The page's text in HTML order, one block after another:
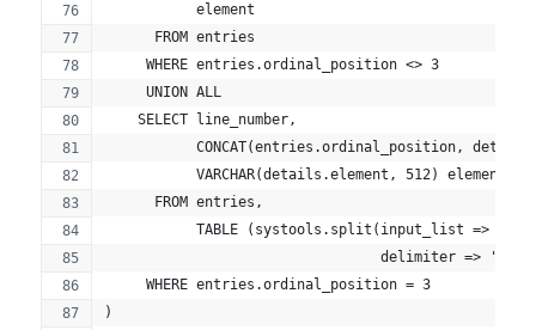
           element
      FROM entries
     WHERE entries.ordinal_position <> 3
     UNION ALL
    SELECT line_number,
CONCAT(entries.ordinal_position,
           VARCHAR(details.element, 512) element
      FROM entries,
TABLE (systools.split(input_list =>
delimiter => ':'))
     WHERE entries.ordinal_position = 3
)